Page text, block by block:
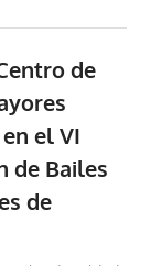
de
el VI
de Bailes
de